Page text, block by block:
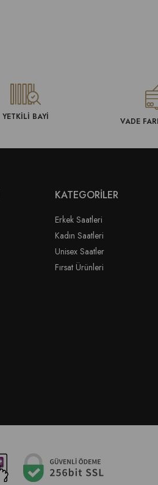
YETKİLİ BAYİ VADE
KATEGORİLER
Erkek Saatleri
Kadın Saatleri
Unisex Saatler
Fırsat Ürünleri